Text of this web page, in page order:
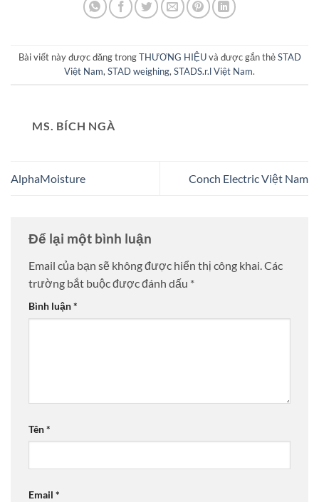
Bài viết này được đăng trongTHƯƠNG HIỆUvà được gắn thẻSTAD
Việt Nam,STAD weighing,STADS.r.l Việt Nam.
MS. BÍCH NGÀ
AlphaMoisture Conch Electric Việt Nam
Để lại một bình luận
Email của bạn sẽ không được hiển thị công khai.Các
trường bắt buộc được đánh dấu *
Bình luận*
Tên*
Email *